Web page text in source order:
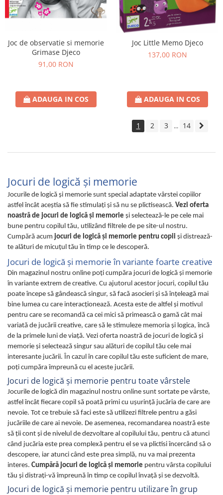
Joc de observatie si memorie
Grimase Djeco
91,00 RON
ADAUGA IN COS
Joc Little Memo Djeco
137,00 RON
ADAUGA IN COS
1 2 3 ... 14
Jocuri de logică şi memorie
Jocurile de logică şi memorie sunt special adaptate vârstei copiilor
astfel încât aceştia să fie stimulaţi şi să nu se plictisească. Vezi oferta
noastră de jocuri de logică şi memorie şi selectează-le pe cele mai
bune pentru copilul tău, utilizând filtrele de pe site-ul nostru.
Cumpără acum jocuri de logică şi memorie pentru copii şi distrează-
te alături de micuţul tău în timp ce le descoperă.
Jocuri de logică şi memorie în variante foarte creative
Din magazinul nostru online poţi cumpăra jocuri de logică şi memorie
în variante extrem de creative. Cu ajutorul acestor jocuri, copilul tău
poate începe să gândească singur, să facă asocieri şi să înţeleagă mai
bine lumea cu care interacţionează. Acesta este de altfel şi motivul
pentru care se recomandă ca cei mici să primească o gamă cât mai
variată de jucării creative, care să le stimuleze memoria şi logica, încă
de la primele luni de viaţă. Vezi oferta noastră de jocuri de logică şi
memorie şi selectează singur sau alături de copilul tău cele mai
interesante jucării. În cazul în care copilul tău este suficient de mare,
poţi cumpăra împreună cu el aceste jucării.
Jocuri de logică şi memorie pentru toate vârstele
Jocurile de logică din magazinul nostru online sunt sortate pe vârste,
astfel încât fiecare copil să poată primi cu uşurinţă jucăria de care are
nevoie. Tot ce trebuie să faci este să utilizezi filtrele pentru a găsi
jucăriile de care ai nevoie. De asemenea, recomandarea noastră este
să ţii cont şi de nivelul de dezvoltare al copilului tău, pentru că atunci
când jucăria este prea complexă pentru el se va plictisi încercând să o
descopere, iar atunci când este prea simplă, nu va mai prezenta
interes. Cumpără jocuri de logică şi memorie pentru vârsta copilului
tău şi distraţi-vă împreună în timp ce copilul învaţă şi se dezvoltă.
Jocuri de logică şi memorie pentru utilizare în grup